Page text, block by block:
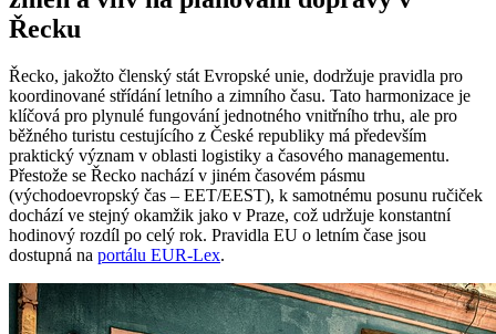
Řecku
Řecko, jakožto členský stát Evropské unie, dodržuje pravidla pro
koordinované střídání letního a zimního času. Tato harmonizace je
klíčová pro plynulé fungování jednotného vnitřního trhu, ale pro
běžného turistu cestujícího z České republiky má především
praktický význam v oblasti logistiky a časového managementu.
Přestože se Řecko nachází v jiném časovém pásmu
(východoevropský čas – EET/EEST), k samotnému posunu ručiček
dochází ve stejný okamžik jako v Praze, což udržuje konstantní
hodinový rozdíl po celý rok. Pravidla EU o letním čase jsou
dostupná na portálu EUR-Lex.